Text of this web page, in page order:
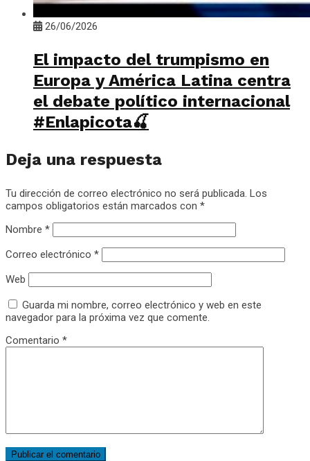
26/06/2026
El impacto del trumpismo en
Europa y América Latina centra
el debate político internacional
#Enlapicota🍒
Deja una respuesta
Tu dirección de correo electrónico no será publicada. Los
campos obligatorios están marcados con *
Nombre *
Correo electrónico *
Web
Guarda mi nombre, correo electrónico y web en este
navegador para la próxima vez que comente.
Comentario *